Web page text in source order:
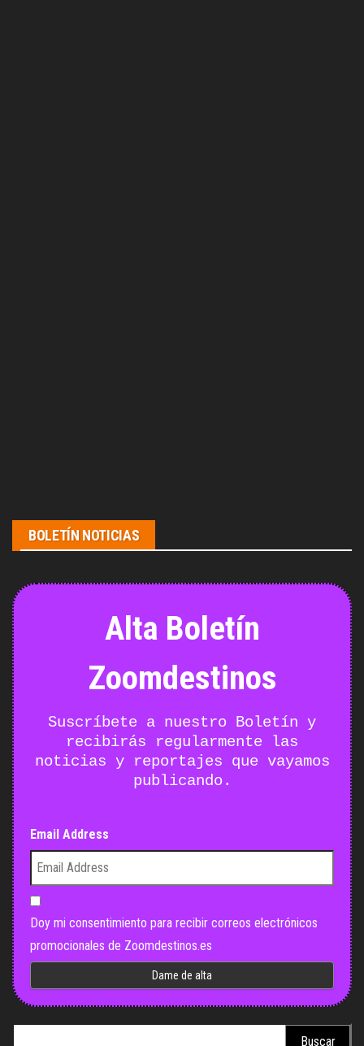
BOLETÍN NOTICIAS
Alta Boletín
Zoomdestinos
Suscríbete a nuestro Boletín y
recibirás regularmente las
noticias y reportajes que vayamos
publicando.
Email Address
Doy mi consentimiento para recibir correos electrónicos
promocionales de Zoomdestinos.es